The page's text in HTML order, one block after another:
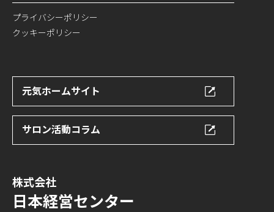
プライバシーポリシー
クッキーポリシー
元気ホームサイト
サロン活動コラム
株式会社
日本経営センター